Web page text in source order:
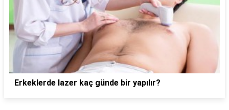
Erkeklerde lazer kaç günde bir yapılır?